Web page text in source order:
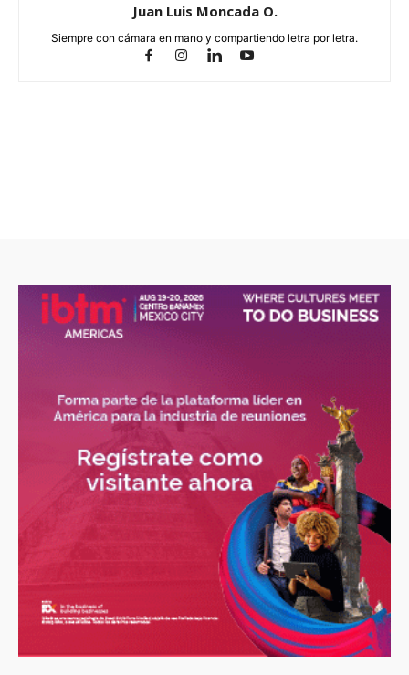
Juan Luis Moncada O.
Siempre con cámara en mano y compartiendo letra por letra.